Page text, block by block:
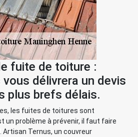
fuite de toiture :
délivrera un devis
plus brefs délais.
les fuites de toitures sont
un problème à prévenir, il faut faire
Artisan Ternus, un couvreur